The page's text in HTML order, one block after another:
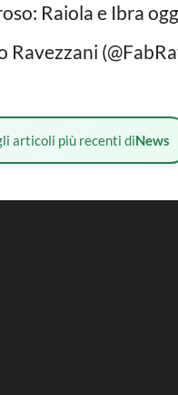
Raiola e Ibra
Ravezzani
articoli più recenti diNews